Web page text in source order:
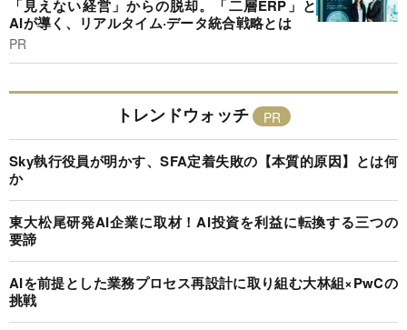
「見えない経営」からの脱却。「二層ERP」と
AIが導く、リアルタイム·データ統合戦略とは
PR
トレンドウォッチ
Sky執行役員が明かす、SFA定着失敗の【本質的原因】とは何
か
東大松尾研発AI企業に取材！AI投資を利益に転換する三つの
要諦
AIを前提とした業務プロセス再設計に取り組む大林組×PwCの
挑戦